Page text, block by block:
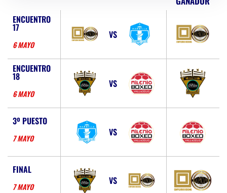
ENCUENTRO
17
6 MAYO
VS
ENCUENTRO
18
6 MAYO
VS
3º PUESTO
7 MAYO
VS
FINAL
7 MAYO
VS